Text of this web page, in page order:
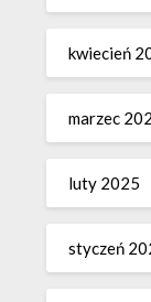
kwiecień
marzec
luty 2025
styczeń